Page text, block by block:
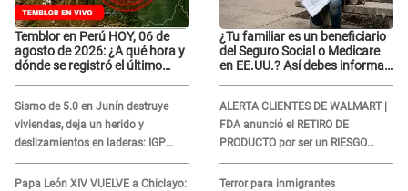
Temblor en Perú HOY, 06 de
agosto de 2026: ¿A qué hora y
dónde se registró el último
Sismo de 5.0 en Junín destruye
viviendas, deja un herido y
deslizamientos en laderas: IGP
alerta sobre posibles réplicas
Papa León XIV VUELVE a Chiclayo:
¿Tu familiar es un beneficiario
del Seguro Social o Medicare
en EE.UU.? Así debes informar
ALERTA CLIENTES DE WALMART |
FDA anunció el RETIRO DE
PRODUCTO por ser un RIESGO
MORTAL para consumidores: ¿Cuál
es?
Terror para inmigrantes